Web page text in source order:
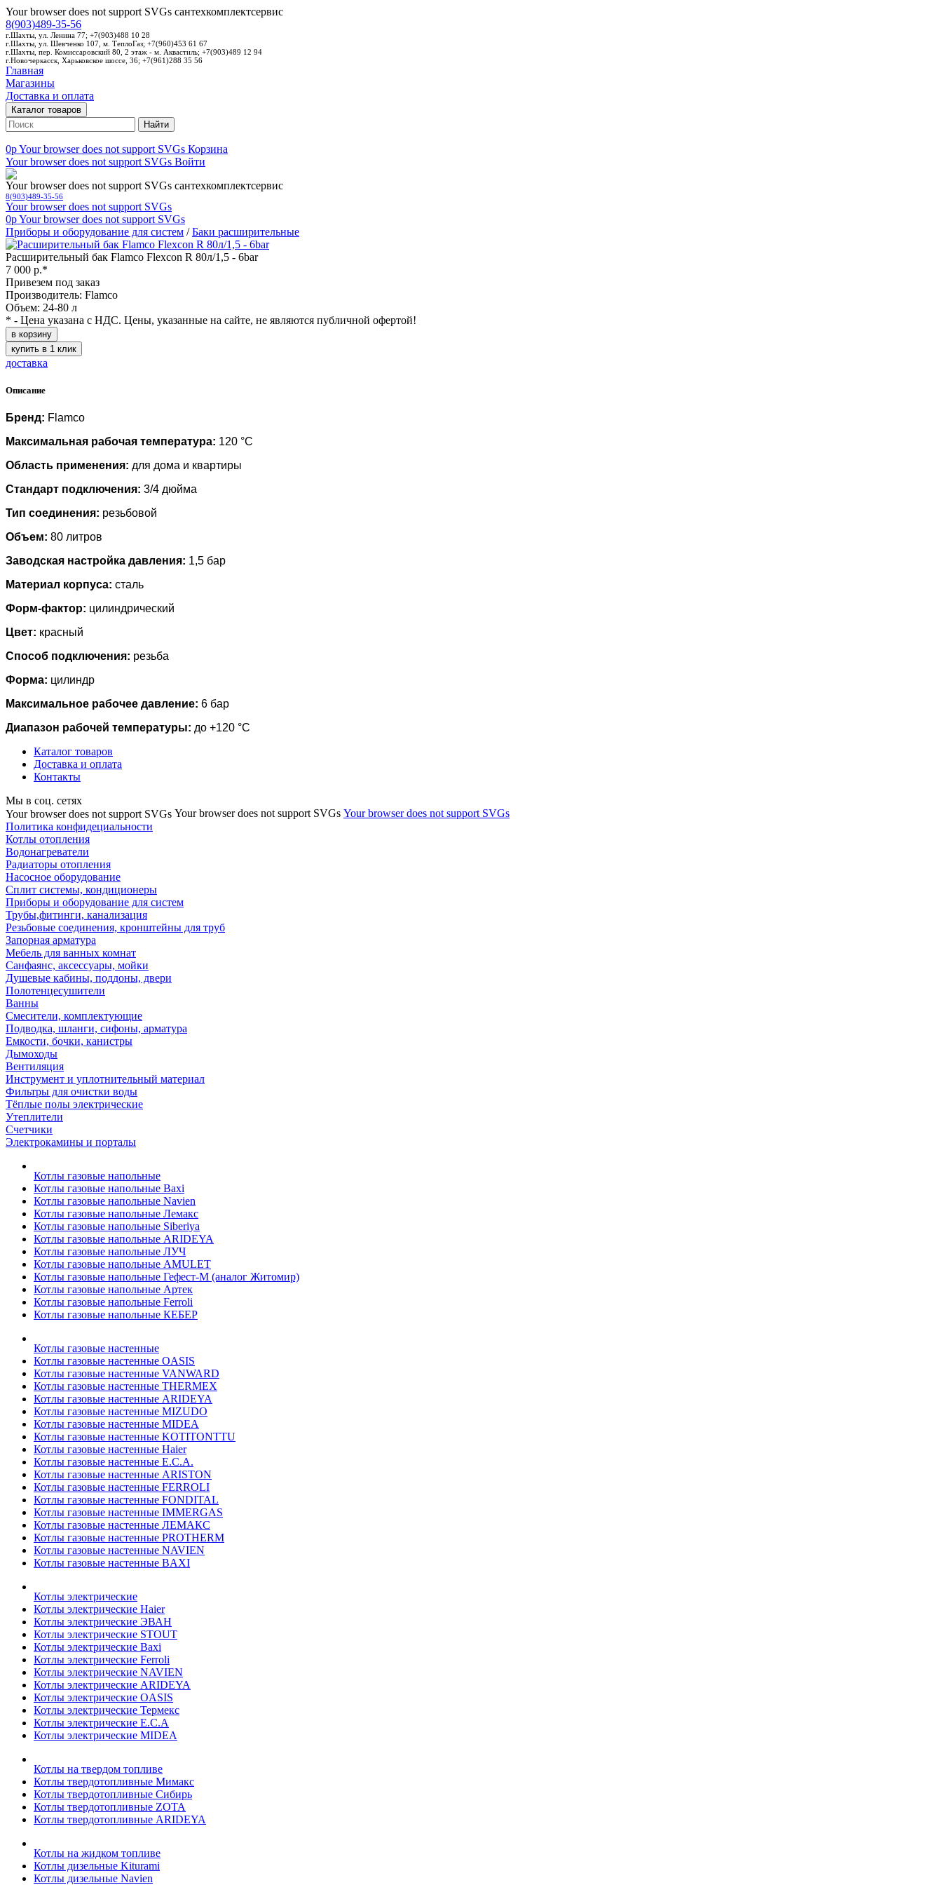
Your browser does not support SVGs сантехкомплектсервис
8(903)489-35-56
г.Шахты, ул. Ленина 77; +7(903)488 10 28
г.Шахты, ул. Шевченко 107, м. ТеплоГаз; +7(960)453 61 67
г.Шахты, пер. Комиссаровский 80, 2 этаж - м. Аквастиль; +7(903)489 12 94
г.Новочеркасск, Харьковское шоссе, 36; +7(961)288 35 56
Главная
Магазины
Доставка и оплата
Каталог товаров
Найти
0pYour browser does not support SVGs Корзина
Your browser does not support SVGs Войти
Your browser does not support SVGs сантехкомплектсервис
8(903)489-35-56
Your browser does not support SVGs
0pYour browser does not support SVGs
Приборы и оборудование для систем /Баки расширительные
Расширительный бак Flamco Flexcon R 80л/1,5 - 6bar
7 000 р.*
Привезем под заказ
Производитель: Flamco
Объем: 24-80 л
* - Цена указана с НДС. Цены, указанные на сайте, не являются публичной офертой!
в корзину
купить в 1 клик
доставка
Описание
Бренд: Flamco
Максимальная рабочая температура: 120 °C
Область применения: для дома и квартиры
Стандарт подключения: 3/4 дюйма
Тип соединения: резьбовой
Объем: 80 литров
Заводская настройка давления: 1,5 бар
Материал корпуса: сталь
Форм-фактор: цилиндрический
Цвет: красный
Способ подключения: резьба
Форма: цилиндр
Максимальное рабочее давление: 6 бар
Диапазон рабочей температуры: до +120 °C
Каталог товаров
Доставка и оплата
Контакты
Мы в соц. сетях
Your browser does not support SVGs Your browser does not support SVGs Your browser does not support SVGs
Политика конфидециальности
Котлы отопления
Водонагреватели
Радиаторы отопления
Насосное оборудование
Сплит системы, кондиционеры
Приборы и оборудование для систем
Трубы,фитинги, канализация
Резьбовые соединения, кронштейны для труб
Запорная арматура
Мебель для ванных комнат
Санфаянс, аксессуары, мойки
Душевые кабины, поддоны, двери
Полотенцесушители
Ванны
Смесители, комплектующие
Подводка, шланги, сифоны, арматура
Емкости, бочки, канистры
Дымоходы
Вентиляция
Инструмент и уплотнительный материал
Фильтры для очистки воды
Тёплые полы электрические
Утеплители
Счетчики
Электрокамины и порталы
Котлы газовые напольные
Котлы газовые напольные Baxi
Котлы газовые напольные Navien
Котлы газовые напольные Лемакс
Котлы газовые напольные Siberiya
Котлы газовые напольные ARIDEYA
Котлы газовые напольные ЛУЧ
Котлы газовые напольные AMULET
Котлы газовые напольные Гефест-М (аналог Житомир)
Котлы газовые напольные Артек
Котлы газовые напольные Ferroli
Котлы газовые напольные КЕБЕР
Котлы газовые настенные
Котлы газовые настенные OASIS
Котлы газовые настенные VANWARD
Котлы газовые настенные THERMEX
Котлы газовые настенные ARIDEYA
Котлы газовые настенные MIZUDO
Котлы газовые настенные MIDEA
Котлы газовые настенные KOTITONTTU
Котлы газовые настенные Haier
Котлы газовые настенные E.C.A.
Котлы газовые настенные ARISTON
Котлы газовые настенные FERROLI
Котлы газовые настенные FONDITAL
Котлы газовые настенные IMMERGAS
Котлы газовые настенные ЛЕМАКС
Котлы газовые настенные PROTHERM
Котлы газовые настенные NAVIEN
Котлы газовые настенные BAXI
Котлы электрические
Котлы электрические Haier
Котлы электрические ЭВАН
Котлы электрические STOUT
Котлы электрические Baxi
Котлы электрические Ferroli
Котлы электрические NAVIEN
Котлы электрические ARIDEYA
Котлы электрические OASIS
Котлы электрические Термекс
Котлы электрические E.C.A
Котлы электрические MIDEA
Котлы на твердом топливе
Котлы твердотопливные Мимакс
Котлы твердотопливные Сибирь
Котлы твердотопливные ZOTA
Котлы твердотопливные ARIDEYA
Котлы на жидком топливе
Котлы дизельные Kiturami
Котлы дизельные Navien